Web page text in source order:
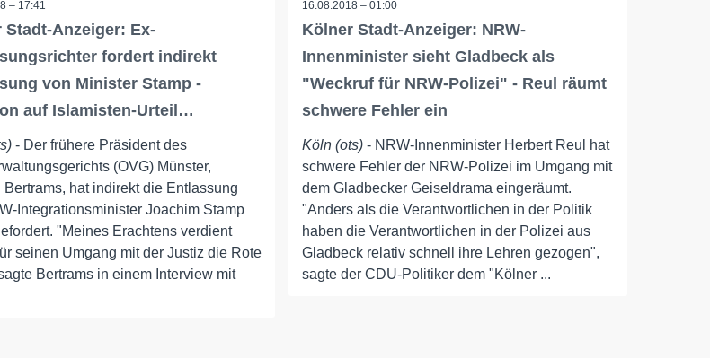
– 17:41
Stadt-Anzeiger: Ex-
fordert indirekt
von Minister Stamp -
auf Islamisten-Urteil…
- Der frühere Präsident des
(OVG) Münster,
Bertrams, hat indirekt die Entlassung
Integrationsminister Joachim Stamp
"Meines Erachtens verdient
seinen Umgang mit der Justiz die Rote
Bertrams in einem Interview mit
16.08.2018 – 01:00
Kölner Stadt-Anzeiger: NRW-
Innenminister sieht Gladbeck als
"Weckruf für NRW-Polizei" - Reul räumt
schwere Fehler ein
Köln (ots) - NRW-Innenminister Herbert Reul hat
schwere Fehler der NRW-Polizei im Umgang mit
dem Gladbecker Geiseldrama eingeräumt.
"Anders als die Verantwortlichen in der Politik
haben die Verantwortlichen in der Polizei aus
Gladbeck relativ schnell ihre Lehren gezogen",
sagte der CDU-Politiker dem "Kölner ...